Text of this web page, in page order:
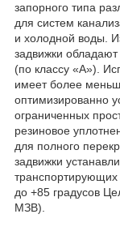
запорного типа
для систем
и холодной воды.
задвижки
(по классу «А»).
имеет более
оптимизированно
ограниченных
резиновое
для полного
задвижки
транспортирующих
до +85 градусов
МЗВ).